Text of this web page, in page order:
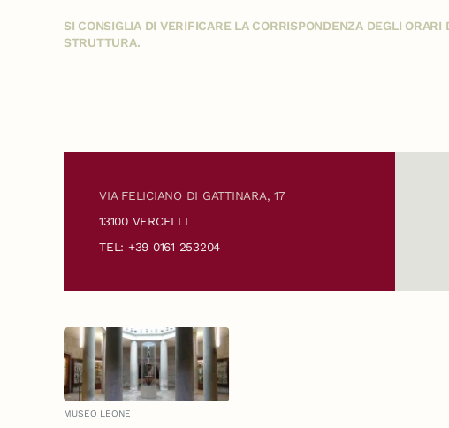
SI CONSIGLIA DI VERIFICARE LA CORRISPONDENZA DEGLI
STRUTTURA.
VIA FELICIANO DI GATTINARA, 17
13100 VERCELLI
TEL: +39 0161 253204
MUSEO LEONE